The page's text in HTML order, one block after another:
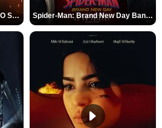
L'Odyssée Bande-annonce VO STFR Spider-Man: Brand New Day Bande-annonce VO STFR